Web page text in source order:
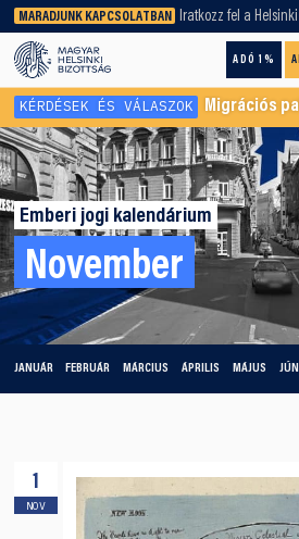
MARADJUNK KAPCSOLATBAN Iratkozz fel a
ADÓ 1%
keresőnket!
KÉRDÉSEK ÉS VÁLASZOK Migrációs
Emberi jogi kalendárium
November
JANUÁR FEBRUÁR MÁRCIUS ÁPRILIS MÁJUS
1
NOV